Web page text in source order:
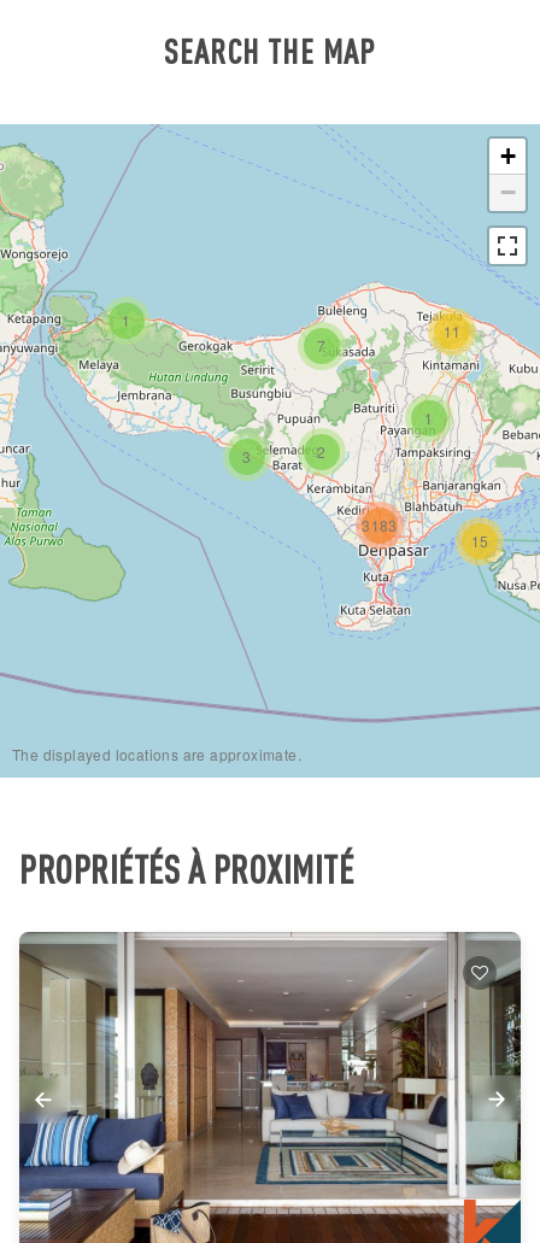
SEARCH THE MAP
1
1
3
7
2
15
11
3183
+
−
The displayed locations are approximate.
PROPRIÉTÉS À PROXIMITÉ